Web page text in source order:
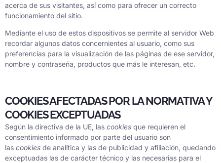
acerca de sus visitantes, así como para ofrecer un correcto
funcionamiento del sitio.
Mediante el uso de estos dispositivos se permite al servidor Web
recordar algunos datos concernientes al usuario, como sus
preferencias para la visualización de las páginas de ese servidor,
nombre y contraseña, productos que más le interesan, etc.
COOKIES AFECTADAS POR LA NORMATIVA Y
COOKIES EXCEPTUADAS
Según la directiva de la UE, las cookies que requieren el
consentimiento informado por parte del usuario son
las cookies de analítica y las de publicidad y afiliación, quedando
exceptuadas las de carácter técnico y las necesarias para el